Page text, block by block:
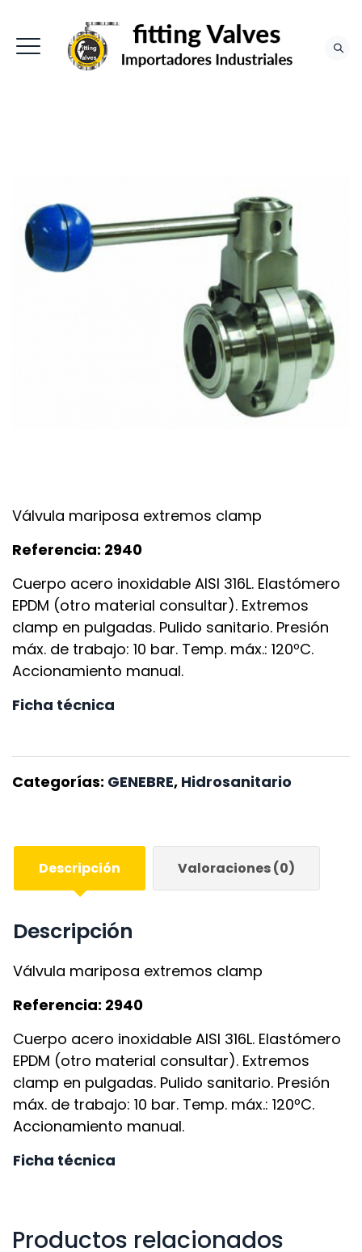
Válvula mariposa extremos clamp
Referencia: 2940
Cuerpo acero inoxidable AISI 316L. Elastómero
EPDM (otro material consultar). Extremos
clamp en pulgadas. Pulido sanitario. Presión
máx. de trabajo: 10 bar. Temp. máx.: 120ºC.
Accionamiento manual.
Ficha técnica
Categorías: GENEBRE, Hidrosanitario
Descripción Valoraciones (0)
Descripción
Válvula mariposa extremos clamp
Referencia: 2940
Cuerpo acero inoxidable AISI 316L. Elastómero
EPDM (otro material consultar). Extremos
clamp en pulgadas. Pulido sanitario. Presión
máx. de trabajo: 10 bar. Temp. máx.: 120ºC.
Accionamiento manual.
Ficha técnica
Productos relacionados